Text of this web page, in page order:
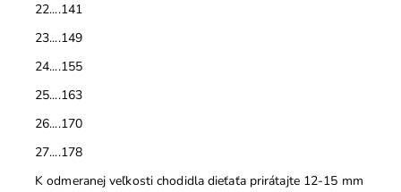
22....141
23....149
24....155
25....163
26....170
27....178
K odmeranej veľkosti chodidla dieťaťa prirátajte 12-15 mm